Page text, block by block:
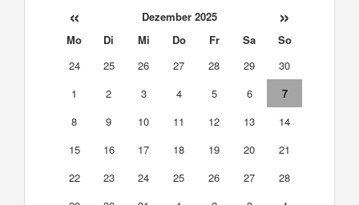
« Dezember 2025 »
Mo Di Mi Do Fr Sa
So
24
25 26 27 28 29
30
1
2 3 4 5 6
7
8
9 10 11 12 13
14
15
16 17 18 19 20
21
22
23 24 25 26 27
28